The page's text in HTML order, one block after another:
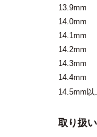
13.9mm
14.0mm
14.1mm
14.2mm
14.3mm
14.4mm
14.5mm以
取り扱